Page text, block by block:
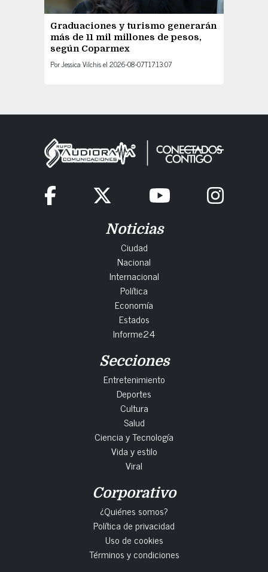
Graduaciones y turismo generarán
más de 11 mil millones de pesos,
según Coparmex
PorJessica Vilchisel 2026-08-07T17:13:07
Noticias
Ciudad
Nacional
Internacional
Política
Economía
Estados
Informe24
Secciones
Entretenimiento
Deportes
Cultura
Salud
Ciencia y Tecnología
Vida y estilo
Viral
Corporativo
¿Quiénes somos?
Política de privacidad
Uso de cookies
Términos y condiciones